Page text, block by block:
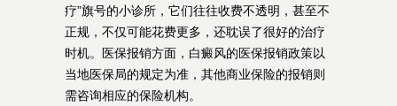
疗”旗号的小诊所，它们往往收费不透明，甚至不
正规，不仅可能花费更多，还耽误了很好的治疗
时机。医保报销方面，白癜风的医保报销政策以
当地医保局的规定为准，其他商业保险的报销则
需咨询相应的保险机构。